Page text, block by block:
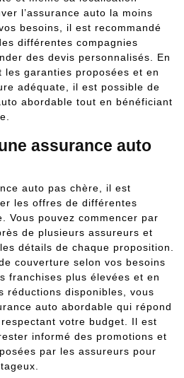
l’assurance auto la moins
besoins, il est recommandé
différentes compagnies
des devis personnalisés. En
les garanties proposées et en
adéquate, il est possible de
abordable tout en bénéficiant
assurance auto
auto pas chère, il est
les offres de différentes
Vous pouvez commencer par
de plusieurs assureurs et
détails de chaque proposition.
couverture selon vos besoins
franchises plus élevées et en
réductions disponibles, vous
auto abordable qui répond
votre budget. Il est
informé des promotions et
par les assureurs pour